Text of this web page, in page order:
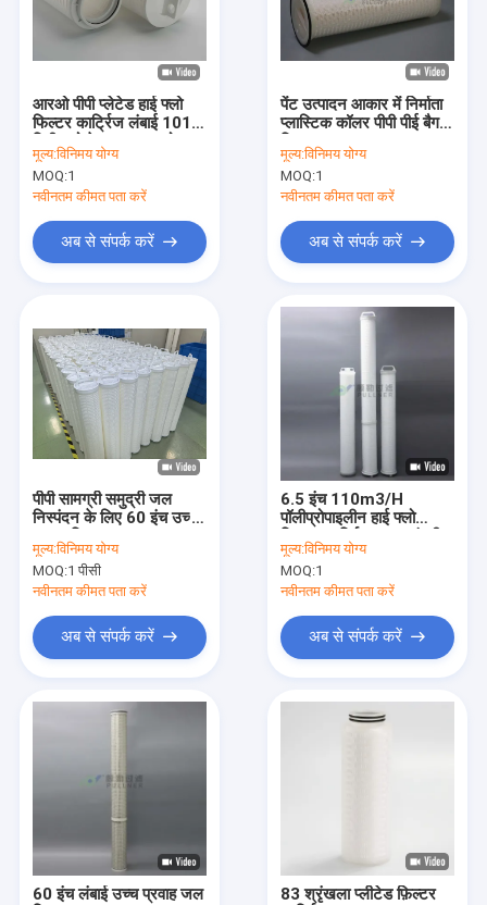
उत्पाद
वीडियो
वी.आर. शो
फ़ैक्टरी टूर
गुणवत्ता नियंत्रण
हमसे संपर्क करें
उच्च प्रवाह फिल्टर कारतूस
Pleated फ़िल्टर कारतूस
आरओ पीपी प्लेटेड हाई फ्लो
फिल्टर कार्ट्रिज लंबाई 1016
मिमी फ्लो रेट 10 माइक्रोन
मूल्य:विनिमय योग्य
MOQ:1
नवीनतम कीमत पता करें
अब से संपर्क करें
पेंट उत्पादन आकार में निर्माता
प्लास्टिक कॉलर पीपी पीई बैग
फ़िल्टर 1 आकार 2
मूल्य:विनिमय योग्य
MOQ:1
नवीनतम कीमत पता करें
अब से संपर्क करें
पीपी सामग्री समुद्री जल
निस्पंदन के लिए 60 इंच उच्च
प्रवाह फिल्टर कारतूस बनाया
मूल्य:विनिमय योग्य
MOQ:1 पीसी
नवीनतम कीमत पता करें
अब से संपर्क करें
6.5 इंच 110m3/H
पॉलीप्रोपाइलीन हाई फ्लो
फिल्टर कार्ट्रिज, उच्च गंदगी
धारण क्षमता के साथ समुद्री
जल विलवणीकरण के लिए
मूल्य:विनिमय योग्य
MOQ:1
नवीनतम कीमत पता करें
अब से संपर्क करें
60 इंच लंबाई उच्च प्रवाह जल
83 श्रृंखला प्लीटेड फ़िल्टर